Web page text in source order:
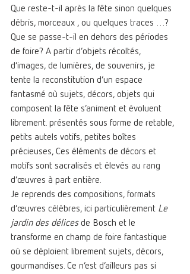
Que reste-t-il après la fête sinon quelques
débris, morceaux , ou quelques traces …?
Que se passe-t-il en dehors des périodes
de foire? A partir d’objets récoltés,
d’images, de lumières, de souvenirs, je
tente la reconstitution d’un espace
fantasmé où sujets, décors, objets qui
composent la fête s’animent et évoluent
librement. présentés sous forme de retable,
petits autels votifs, petites boîtes
précieuses, Ces éléments de décors et
motifs sont sacralisés et élevés au rang
d’œuvres à part entière.
Je reprends des compositions, formats
d’œuvres célèbres, ici particulièrement Le
jardin des délices de Bosch et le
transforme en champ de foire fantastique
où se déploient librement sujets, décors,
gourmandises. Ce n’est d’ailleurs pas si